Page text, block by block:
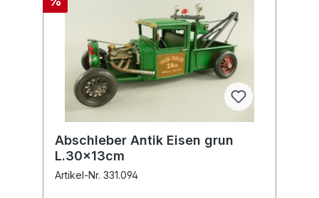
Abschleber Antik Eisen grun
L.30x13cm
Artikel-Nr. 331.094